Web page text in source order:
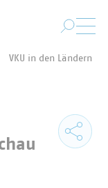
VKU in den Ländern